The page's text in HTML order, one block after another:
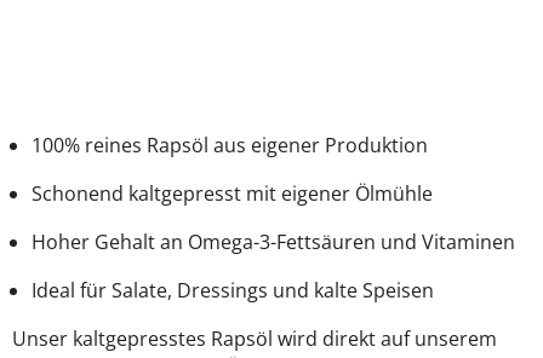
100% reines Rapsöl aus eigener Produktion
Schonend kaltgepresst mit eigener Ölmühle
Hoher Gehalt an Omega-3-Fettsäuren und Vitaminen
Ideal für Salate, Dressings und kalte Speisen
Unser kaltgepresstes Rapsöl wird direkt auf unserem